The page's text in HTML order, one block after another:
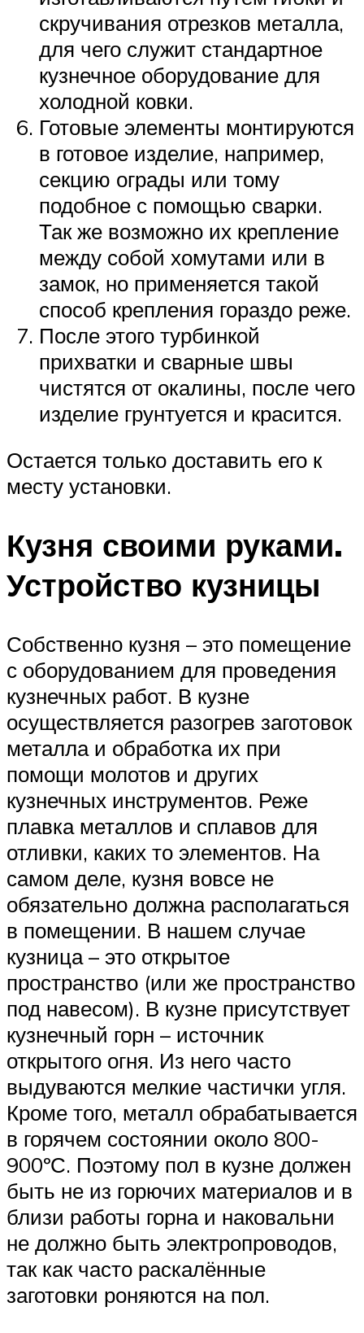
скручивания отрезков металла,
для чего служит стандартное
кузнечное оборудование для
холодной ковки.
Готовые элементы монтируются
в готовое изделие, например,
секцию ограды или тому
подобное с помощью сварки.
Так же возможно их крепление
между собой хомутами или в
замок, но применяется такой
способ крепления гораздо реже.
После этого турбинкой
прихватки и сварные швы
чистятся от окалины, после чего
изделие грунтуется и красится.
Остается только доставить его к
месту установки.
Кузня своими руками.
Устройство кузницы
Собственно кузня – это помещение
с оборудованием для проведения
кузнечных работ. В кузне
осуществляется разогрев заготовок
металла и обработка их при
помощи молотов и других
кузнечных инструментов. Реже
плавка металлов и сплавов для
отливки, каких то элементов. На
самом деле, кузня вовсе не
обязательно должна располагаться
в помещении. В нашем случае
кузница – это открытое
пространство (или же пространство
под навесом). В кузне присутствует
кузнечный горн – источник
открытого огня. Из него часто
выдуваются мелкие частички угля.
Кроме того, металл обрабатывается
в горячем состоянии около 800-
900ºС. Поэтому пол в кузне должен
быть не из горючих материалов и в
близи работы горна и наковальни
не должно быть электропроводов,
так как часто раскалённые
заготовки роняются на пол.